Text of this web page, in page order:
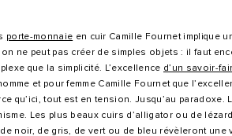
porte-monnaie en cuir Camille Fournet implique
on ne peut pas créer de simples objets : il faut
que la simplicité. L’excellence d’un savoir-
et pour femme Camille Fournet que
qu’ici, tout est en tension. Jusqu’au
Les plus beaux cuirs d’alligator ou de
noir, de gris, de vert ou de bleu révèleront une